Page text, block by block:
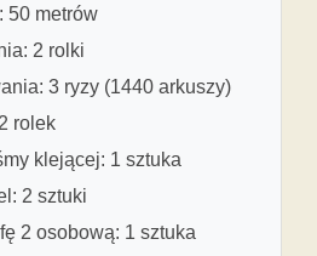
50 metrów
2 rolki
3 ryzy (1440 arkuszy)
rolek
klejącej: 1 sztuka
2 sztuki
2 osobową: 1 sztuka